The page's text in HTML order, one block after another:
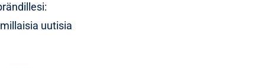
uutisia